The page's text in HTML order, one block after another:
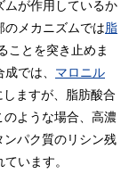
ムが作用しているか
のメカニズムでは脂
ことを突き止めま
では、 マロニル
しますが、脂肪酸合
ような場合、高濃
ンパク質のリシン残
います。